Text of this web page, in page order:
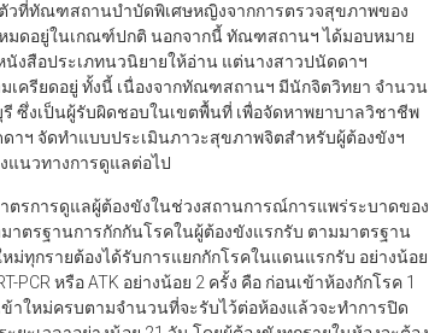
วที่ทัณฑสถานบำบัดพิเศษหญิงจากการตรวจสุขภาพของ
มดอยู่ในเกณฑ์ปกติ นอกจากนี้ ทัณฑสถานฯ ได้มอบหมาย
งสือประเภทนวนิยายให้อ่าน แต่นางสาวปนัดดาฯ
เครียดอยู่ ทั้งนี้ เนื่องจากทัณฑสถานฯ มีนักจิตวิทยา จำนวน
ซึ่งเป็นผู้รับผิดชอบในเขตพื้นที่ เพื่อจัดหาพยาบาลวิชาชีพ
ฯ จัดทำแบบประเมินภาวะสุขภาพจิตสำหรับผู้ต้องขังฯ
แนวทางการดูแลต่อไป
รการดูแลผู้ต้องขังในช่วงสถานการณ์การแพร่ระบาดของ
ตรฐานการกักกันโรคในผู้ต้องขังแรกรับ ตามมาตรฐาน
ทุกรายต้องได้รับการแยกกักโรคในแดนแรกรับ อย่างน้อย
หรือ ATK อย่างน้อย 2 ครั้ง คือ ก่อนเข้าห้องกักโรค 1
ข้าใหม่ครบตามจำนวนที่จะรับไว้ต่อห้องแล้วจะทำการปิด